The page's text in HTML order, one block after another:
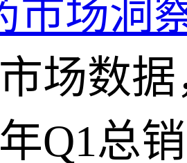
市场洞
场数
Q1总